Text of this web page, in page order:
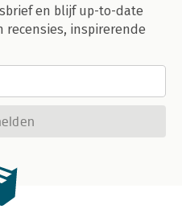
en blijf up-to-date
recensies, inspirerende